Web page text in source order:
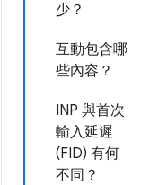
少？
互動包含哪
些內容？
INP 與首次
輸入延遲
(FID) 有何
不同？